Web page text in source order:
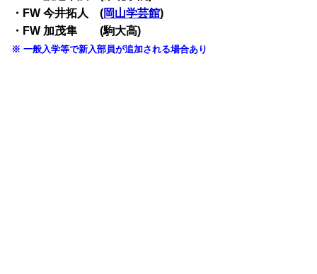
・ FW 今井拓人 (岡山学芸館)
・ FW 加茂隼 (駒大高)
※ 一般入学等で新入部員が追加される場合あり